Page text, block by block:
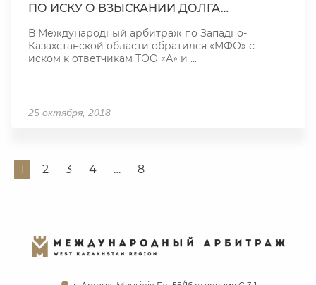
ПО ИСКУ О ВЗЫСКАНИИ ДОЛГА…
В Международный арбитраж по Западно-
Казахстанской области обратился «МФО» с
иском к ответчикам ТОО «А» и ...
25 октября, 2018
1 2 3 4 … 8